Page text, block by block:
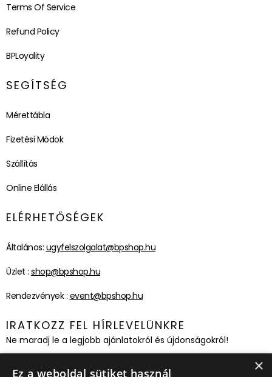
Terms Of Service
Refund Policy
BPLoyality
SEGÍTSÉG
Mérettábla
Fizetési Módok
Szállítás
Online Elállás
ELÉRHETŐSÉGEK
Általános: ugyfelszolgalat@bpshop.hu
Üzlet : shop@bpshop.hu
Rendezvények : event@bpshop.hu
IRATKOZZ FEL HÍRLEVELÜNKRE
Ne maradj le a legjobb ajánlatokról és újdonságokról!
Feliratkozom! ×
Ez a weboldal sütiket használ